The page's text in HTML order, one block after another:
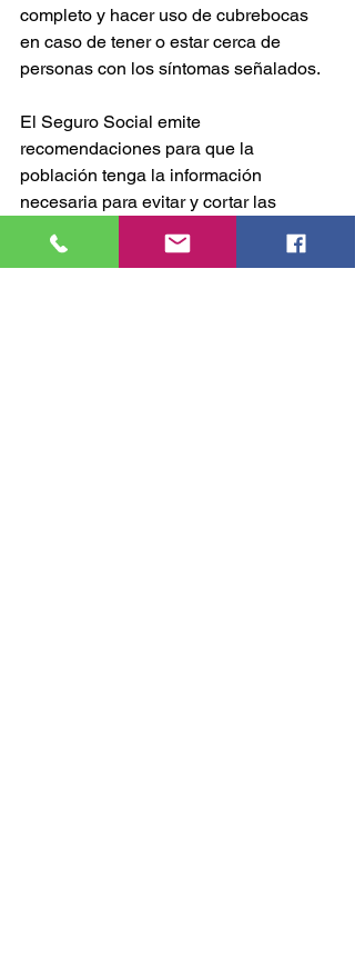
completo y hacer uso de cubrebocas
en caso de tener o estar cerca de
personas con los síntomas señalados.
El Seguro Social emite
recomendaciones para que la
población tenga la información
necesaria para evitar y cortar las
frecuenten como la casa, escuela y